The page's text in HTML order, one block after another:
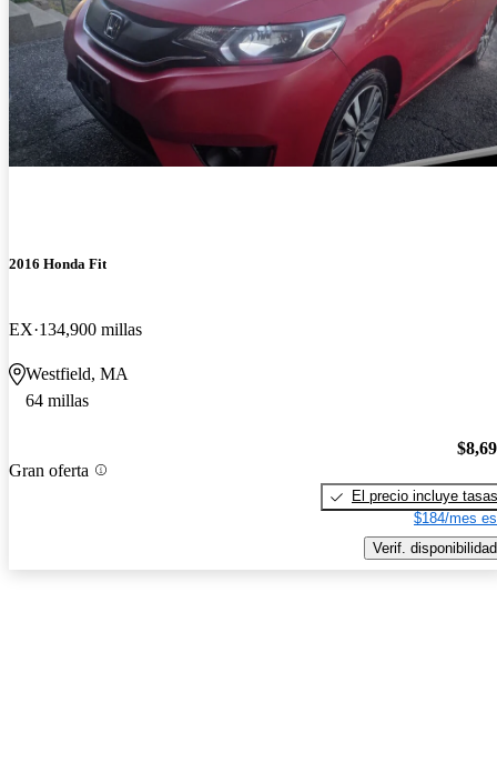
2016 Honda Fit
EX 134,900 millas
Westfield, MA
64 millas
Gran oferta
El precio incluye tasas
$184/mes
Verif. disponibilidad